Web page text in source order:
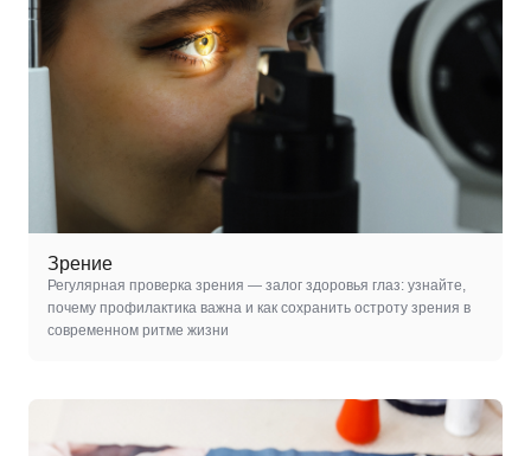
Зрение
Регулярная проверка зрения — залог здоровья глаз: узнайте,
почему профилактика важна и как сохранить остроту зрения в
современном ритме жизни